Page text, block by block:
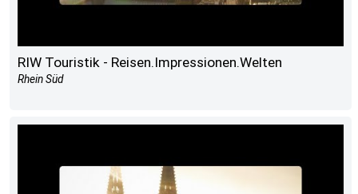
RIW Touristik - Reisen.Impressionen.Welten
Rhein Süd